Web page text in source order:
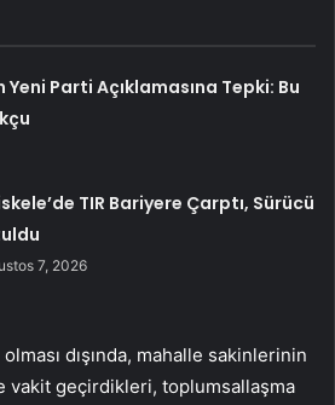
Yeni Parti Açıklamasına Tepki: Bu
TIR Bariyere Çarptı, Sürücü
7, 2026
dışında, mahalle sakinlerinin
vakit geçirdikleri, toplumsallaşma